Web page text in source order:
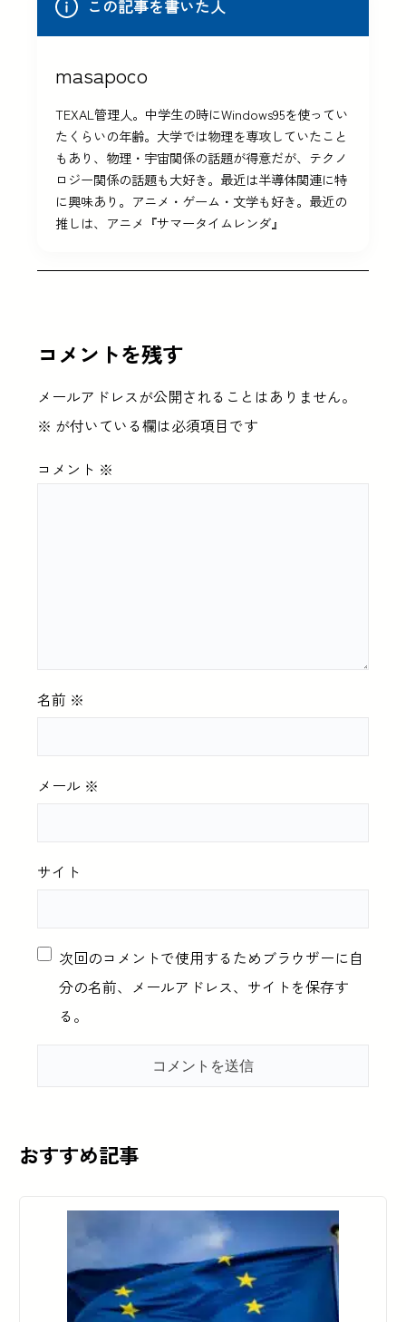
この記事を書いた人
masapoco
TEXAL管理人。中学生の時にWindows95を使ってい
たくらいの年齢。大学では物理を専攻していたこと
もあり、物理・宇宙関係の話題が得意だが、テクノ
ロジー関係の話題も大好き。最近は半導体関連に特
に興味あり。アニメ・ゲーム・文学も好き。最近の
推しは、アニメ『サマータイムレンダ』
コメントを残す
メールアドレスが公開されることはありません。
※ が付いている欄は必須項目です
コメント ※
名前 ※
メール ※
サイト
次回のコメントで使用するためブラウザーに自
分の名前、メールアドレス、サイトを保存す
る。
おすすめ記事